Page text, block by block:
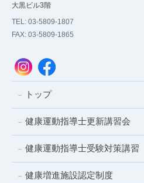
大黒ビル3階
TEL: 03-5809-1807
FAX: 03-5809-1865
トップ
健康運動指導士更新講習会
健康運動指導士受験対策講習
健康増進施設認定制度